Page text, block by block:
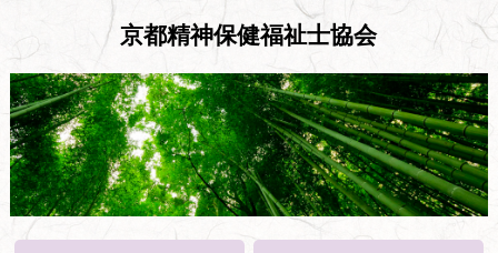
京都精神保健福祉士協会